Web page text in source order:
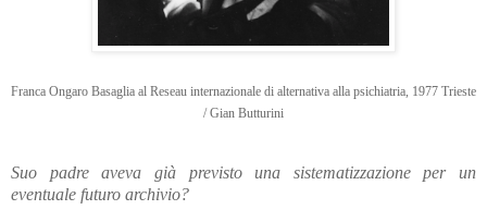
Franca Ongaro Basaglia al Reseau internazionale di alternativa alla psichiatria, 1977 Trieste
/ Gian Butturini
Suo padre aveva già previsto una sistematizzazione per un
eventuale futuro archivio?